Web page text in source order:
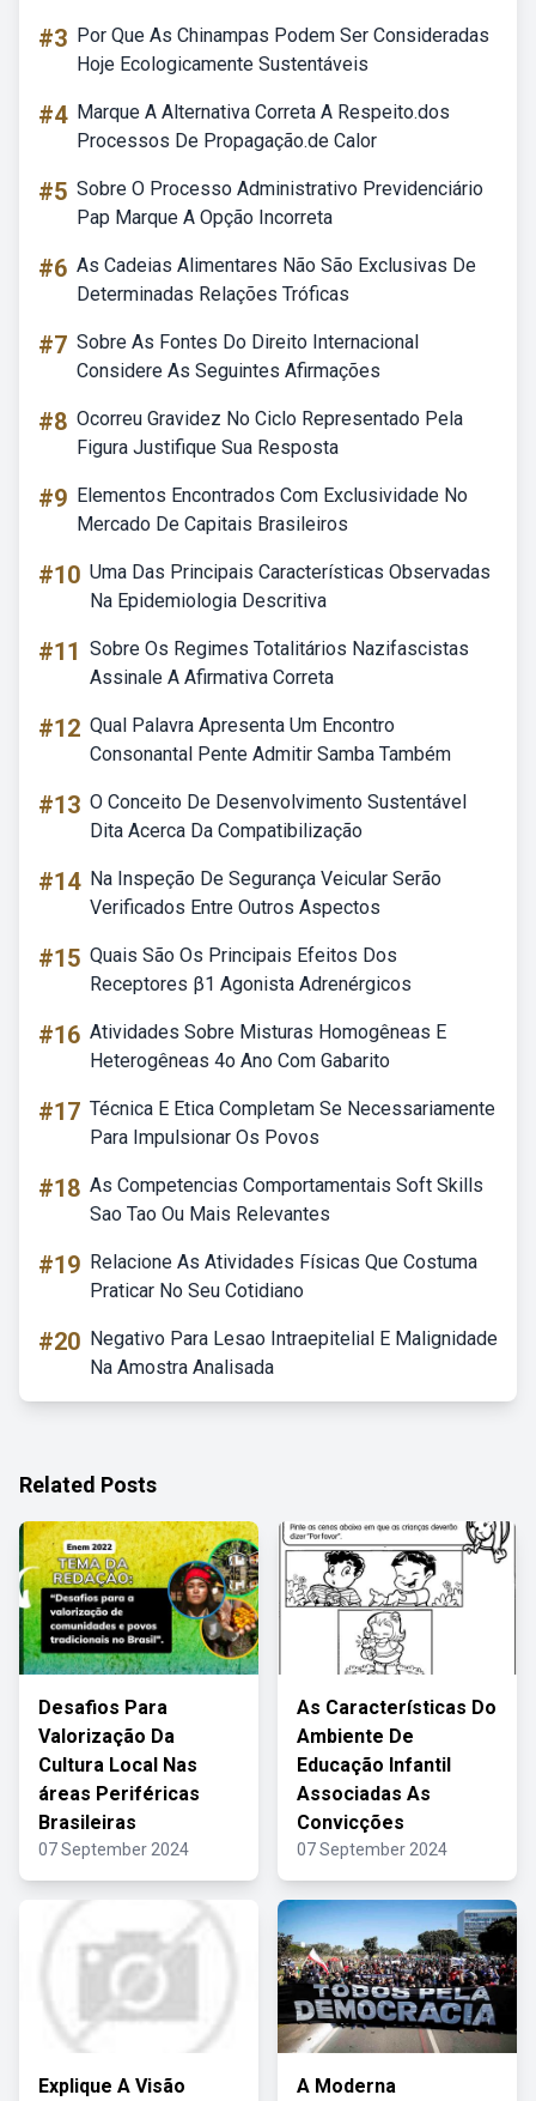
#3 Por Que As Chinampas Podem Ser Consideradas
Hoje Ecologicamente Sustentáveis
#4 Marque A Alternativa Correta A Respeito.dos
Processos De Propagação.de Calor
#5 Sobre O Processo Administrativo Previdenciário
Pap Marque A Opção Incorreta
#6 As Cadeias Alimentares Não São Exclusivas De
Determinadas Relações Tróficas
#7 Sobre As Fontes Do Direito Internacional
Considere As Seguintes Afirmações
#8 Ocorreu Gravidez No Ciclo Representado Pela
Figura Justifique Sua Resposta
#9 Elementos Encontrados Com Exclusividade No
Mercado De Capitais Brasileiros
#10 Uma Das Principais Características Observadas
Na Epidemiologia Descritiva
#11 Sobre Os Regimes Totalitários Nazifascistas
Assinale A Afirmativa Correta
#12 Qual Palavra Apresenta Um Encontro
Consonantal Pente Admitir Samba Também
#13 O Conceito De Desenvolvimento Sustentável
Dita Acerca Da Compatibilização
#14 Na Inspeção De Segurança Veicular Serão
Verificados Entre Outros Aspectos
#15 Quais São Os Principais Efeitos Dos
Receptores β1 Agonista Adrenérgicos
#16 Atividades Sobre Misturas Homogêneas E
Heterogêneas 4o Ano Com Gabarito
#17 Técnica E Etica Completam Se Necessariamente
Para Impulsionar Os Povos
#18 As Competencias Comportamentais Soft Skills
Sao Tao Ou Mais Relevantes
#19 Relacione As Atividades Físicas Que Costuma
Praticar No Seu Cotidiano
#20 Negativo Para Lesao Intraepitelial E Malignidade
Na Amostra Analisada
Related Posts
Desafios Para
Valorização Da
Cultura Local Nas
áreas Periféricas
Brasileiras
07 September 2024
As Características Do
Ambiente De
Educação Infantil
Associadas As
Convicções
07 September 2024
Explique A Visão A Moderna